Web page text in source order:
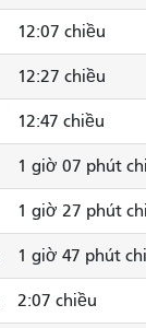
12:07 chiều
12:27 chiều
12:47 chiều
1 giờ 07 phút
1 giờ 27 phút
1 giờ 47 phút
2:07 chiều